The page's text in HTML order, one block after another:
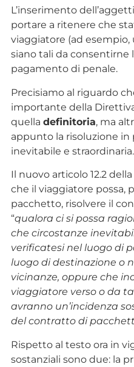
L’inserimento
portare a ritenere che
viaggiatore (ad
siano tali da consentirne
pagamento di penale.
Precisiamo al riguardo
importante della
quella definitoria, ma
appunto la risoluzione in
inevitabile e straordinaria.
Il nuovo articolo 12.2
che il viaggiatore possa,
pacchetto, risolvere il
“qualora ci si possa
che circostanze
verificatesi nel luogo di
luogo di destinazione o
vicinanze, oppure che
viaggiatore verso o da
avranno un’incidenza
del contratto di
Rispetto al testo ora in
sostanziali sono due: la